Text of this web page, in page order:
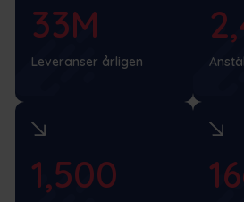
33M
Leveranser årligen
1,500